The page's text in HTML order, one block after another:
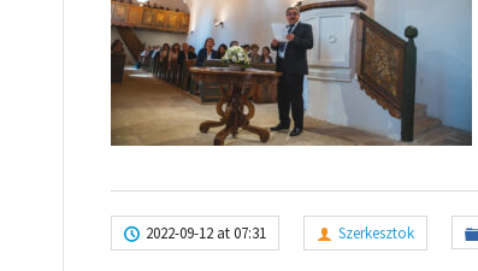
2022-09-12 at 07:31 Szerkesztok